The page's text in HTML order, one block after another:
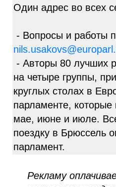
Один адрес во всех
- Вопросы и работы
- Авторы 80 лучших
на четыре группы,
круглых столах в
парламенте, которые
мае, июне и июле.
поездку в Брюссель
парламент.
Рекламу